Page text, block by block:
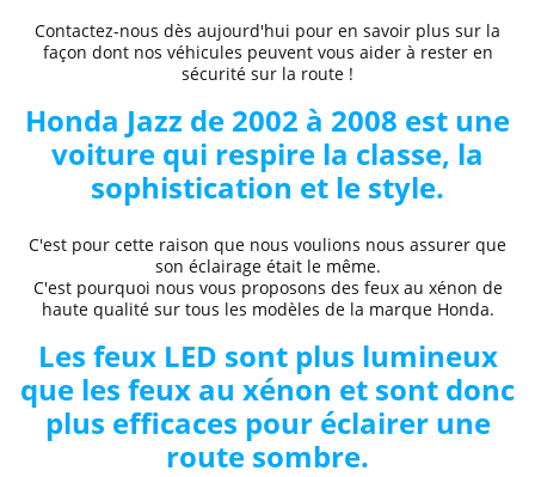
Contactez-nous dès aujourd'hui pour en savoir plus sur la
façon dont nos véhicules peuvent vous aider à rester en
sécurité sur la route !
Honda Jazz de 2002 à 2008 est une
voiture qui respire la classe, la
sophistication et le style.
C'est pour cette raison que nous voulions nous assurer que
son éclairage était le même.
C'est pourquoi nous vous proposons des feux au xénon de
haute qualitésur tous les modèles de la marque Honda.
Les feux LED sont plus lumineux
que les feux au xénon et sont donc
plus efficaces pour éclairer une
route sombre.